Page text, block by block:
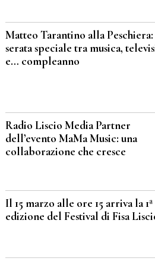
Matteo Tarantino alla Peschiera:
serata speciale tra musica,
e… compleanno
Radio Liscio Media Partner
dell’evento MaMa Music: una
collaborazione che cresce
Il 15 marzo alle ore 15 arriva la 1ª
edizione del Festival di Fisa